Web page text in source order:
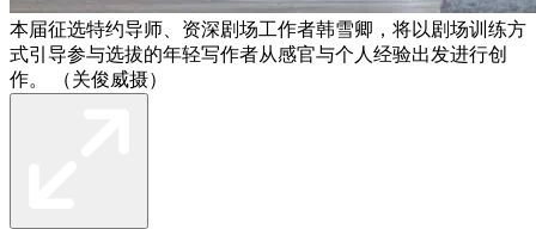
本届征选特约导师、资深剧场工作者韩雪卿，将以剧场训练方
式引导参与选拔的年轻写作者从感官与个人经验出发进行创
作。 （关俊威摄）